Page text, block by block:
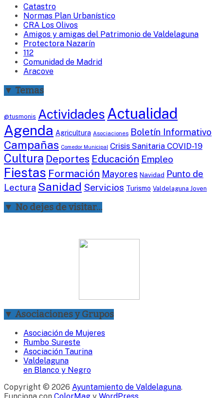
Catastro
Normas Plan Urbanístico
CRA Los Olivos
Amigos y amigas del Patrimonio de Valdelaguna
Protectora Nazarín
112
Comunidad de Madrid
Aracove
▼ Temas
@tusmonis ActividadesActualidad
Agenda Agricultura Asociaciones Boletín Informativo
Campañas Comedor Municipal Crisis Sanitaria COVID-19
Cultura Deportes Educación Empleo
Fiestas Formación Mayores Navidad Punto de
Lectura Sanidad Servicios Turismo Valdelaguna Joven
▼ No dejes de visitar…
▼ Asociaciones y Grupos
Asociación de Mujeres
Rumbo Sureste
Asociación Taurina
Valdelaguna
en Blanco y Negro
Copyright © 2026 Ayuntamiento de Valdelaguna.